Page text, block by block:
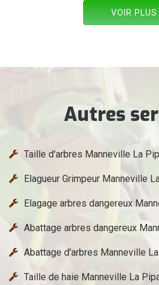
VOIR PLUS
Autres
Taille d'arbres Manneville La
Elagueur Grimpeur Manneville
Elagage arbres dangereux
Abattage arbres dangereux
Abattage d'arbres Manneville
Taille de haie Manneville La